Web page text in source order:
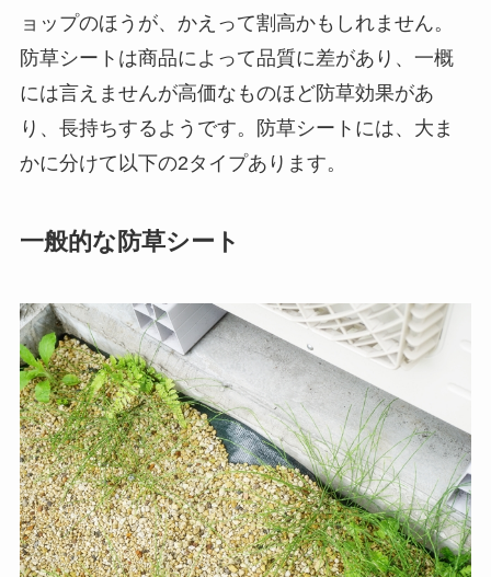
ョップのほうが、かえって割高かもしれません。
防草シートは商品によって品質に差があり、一概
には言えませんが高価なものほど防草効果があ
り、長持ちするようです。防草シートには、大ま
かに分けて以下の2タイプあります。
一般的な防草シート